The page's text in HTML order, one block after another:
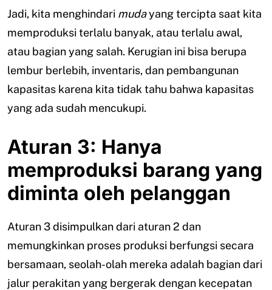
Jadi, kita menghindari mudayang tercipta saat kita
memproduksi terlalu banyak, atau terlalu awal,
atau bagian yang salah. Kerugian ini bisa berupa
lembur berlebih, inventaris, dan pembangunan
kapasitas karena kita tidak tahu bahwa kapasitas
yang ada sudah mencukupi.
Aturan 3: Hanya
memproduksi barang yang
diminta oleh pelanggan
Aturan 3 disimpulkan dari aturan 2 dan
memungkinkan proses produksi berfungsi secara
bersamaan, seolah-olah mereka adalah bagian dari
jalur perakitan yang bergerak dengan kecepatan